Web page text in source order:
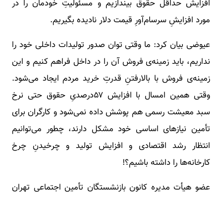
افزایش حداقل حقوق بیندازیم و مسئولیتِ خودمان را در
مورد افزایشِ سرسام‌آورِ قیمت دلار نادیده بگیریم.
عیوضی بیان کرد: ما وقتی توان صدور تولیدات داخلی خود را
نداریم، باید زمینه‌‎ی فروش آن را در داخل فراهم کنیم و این
زمینه‌ی فروش با بالارفتنِ قدرتِ خرید مردم ایجاد می‌شود.
وقتی همین امسال با افزایش ۵۷درصدیِ حقوق حتی نرخ
سبد معیشت رسمی هم پوشش داده نمی‌شود و کارگران برای
تأمین نیازهای اساسی خود مشکل دارند، چطور می‌توانیم
انتظار رشد اقتصادی و افزایش تولید و چرخیدنِ چرخ
کارخانه‌ها را داشته باشیم؟!
عضو هیأت مدیره کانون بازنشستگان تأمین اجتماعی تهران